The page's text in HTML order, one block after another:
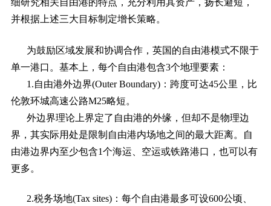
并根据上述三大目标制定增长策略。
为鼓励区域发展和协调合作，英国的自由港模式不限于
单一港口。基本上，每个自由港包含3个地理要素：
1.自由港外边界(Outer Boundary)：跨度可达45公里，比
伦敦环城高速公路M25略短。
外边界理论上界定了自由港的外缘，但却不是物理边
界，其实际用处是限制自由港内场地之间的最大距离。自
由港边界内至少包含1个海运、空运或铁路港口，也可以有
更多。
2.税务场地(Tax sites)：每个自由港最多可设600公顷、